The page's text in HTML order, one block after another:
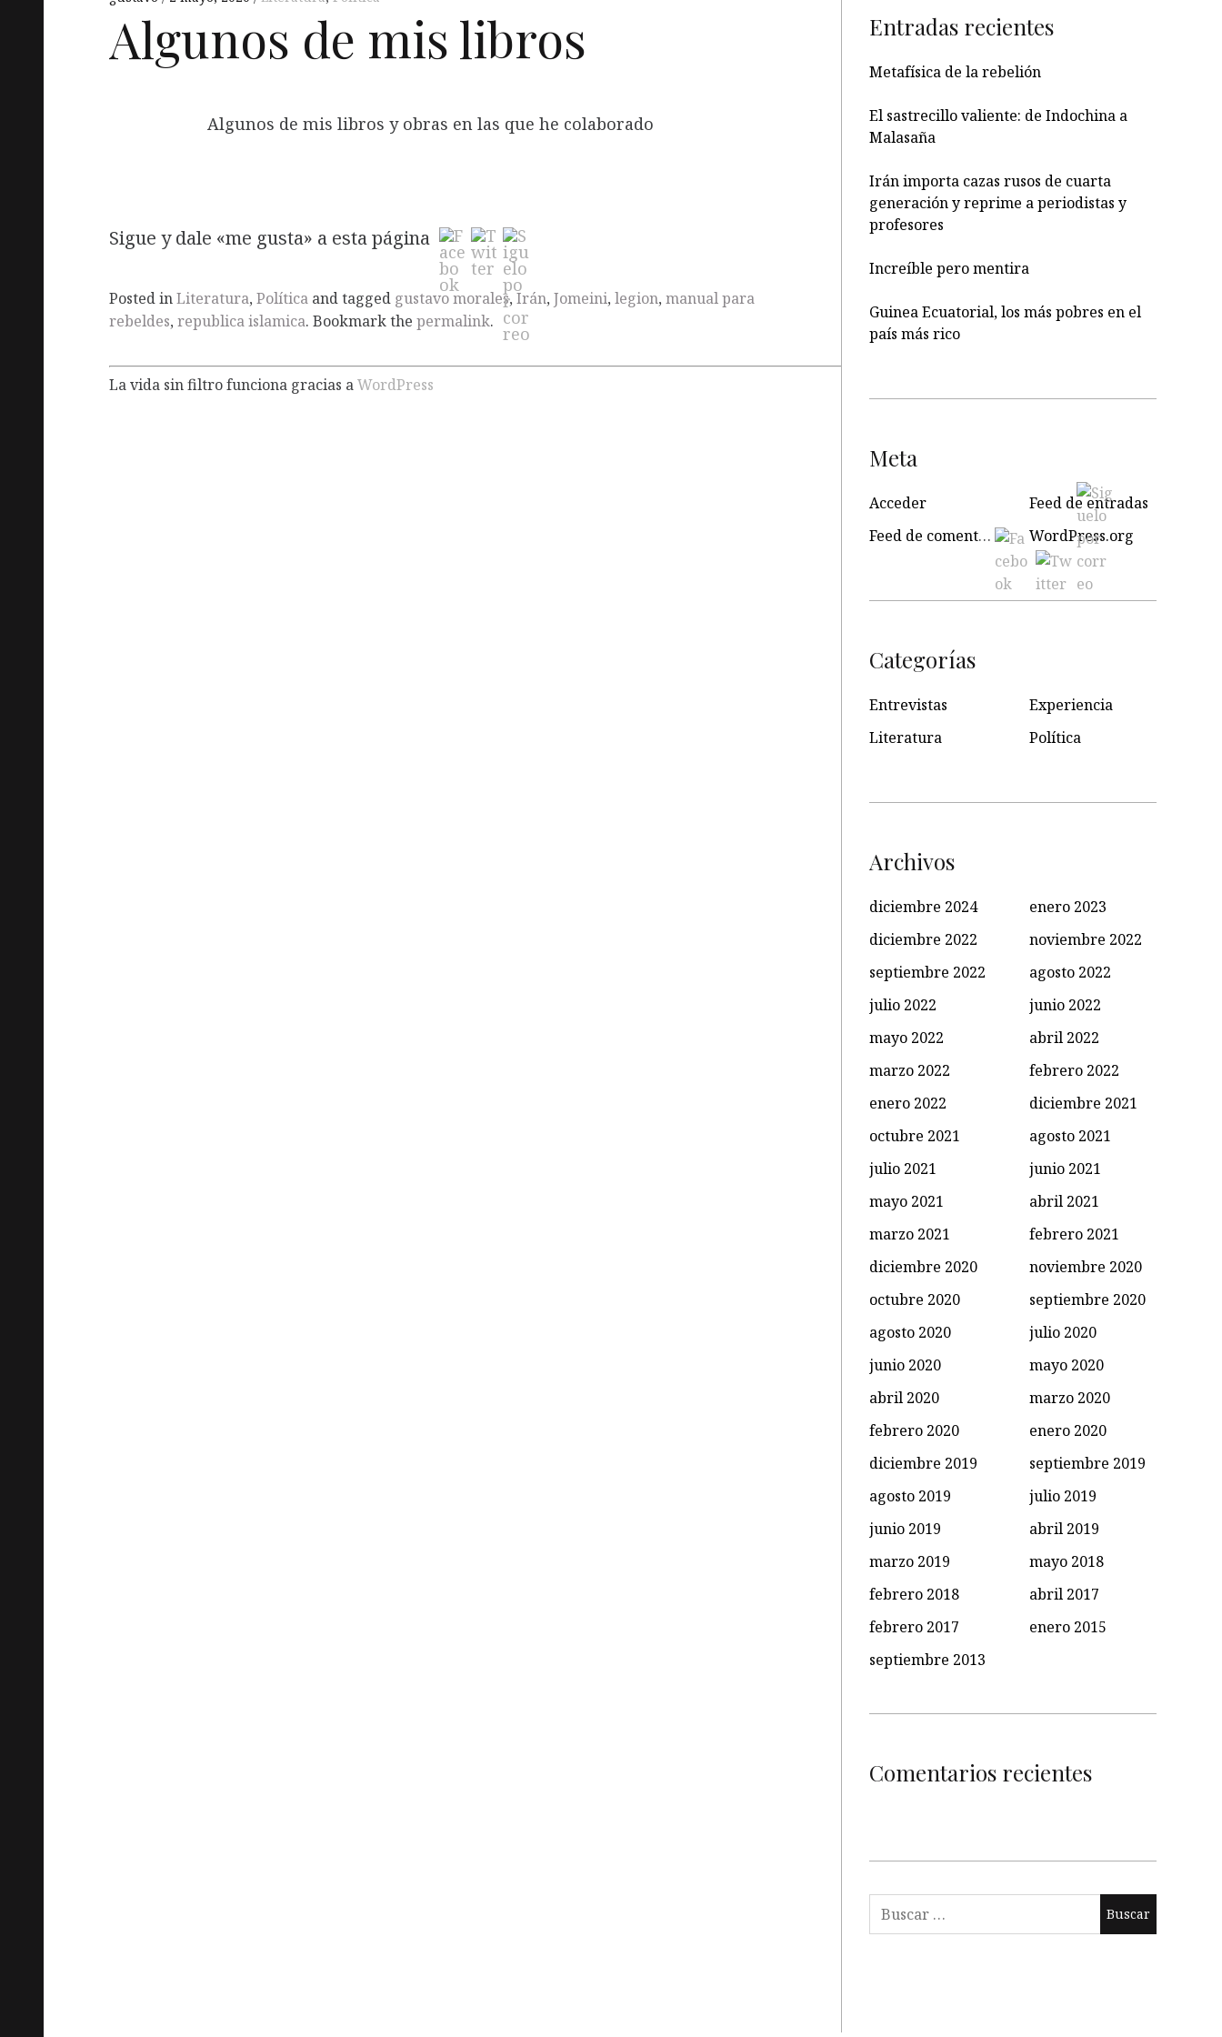
Algunos de mis libros
Algunos de mis libros y obras en las que he colaborado
Sigue y dale «me gusta» a esta página
Posted inLiteratura, Política and tagged gustavo morales, Irán, Jomeini, legion, manual para
rebeldes, republica islamica. Bookmark the permalink.
Entradas recientes
Metafísica de la rebelión
El sastrecillo valiente: de Indochina a
Malasaña
Irán importa cazas rusos de cuarta
generación y reprime a periodistas y
profesores
Increíble pero mentira
Guinea Ecuatorial, los más pobres en el
país más rico
Meta
Acceder
Feed de entradas
Feed de comentarios
WordPress.org
Categorías
Entrevistas
Experiencia
Literatura
Política
Archivos
diciembre 2024
enero 2023
diciembre 2022
noviembre 2022
septiembre 2022
agosto 2022
julio 2022
junio 2022
mayo 2022
abril 2022
marzo 2022
febrero 2022
enero 2022
diciembre 2021
octubre 2021
agosto 2021
julio 2021
junio 2021
mayo 2021
abril 2021
marzo 2021
febrero 2021
diciembre 2020
noviembre 2020
octubre 2020
septiembre 2020
agosto 2020
julio 2020
junio 2020
mayo 2020
abril 2020
marzo 2020
febrero 2020
enero 2020
diciembre 2019
septiembre 2019
agosto 2019
julio 2019
junio 2019
abril 2019
marzo 2019
mayo 2018
febrero 2018
abril 2017
febrero 2017
enero 2015
septiembre 2013
Comentarios recientes
Buscar:
La vida sin filtro funciona gracias aWordPress